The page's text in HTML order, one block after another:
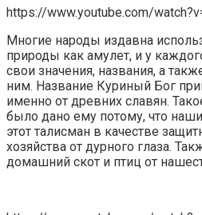
https://www.youtube.com/
Многие народы издавна
природы как амулет, и у
свои значения, названия, а
ним. Название Куриный Бог
именно от древних славян.
было дано ему потому, что
этот талисман в качестве
хозяйства от дурного глаза.
домашний скот и птиц от